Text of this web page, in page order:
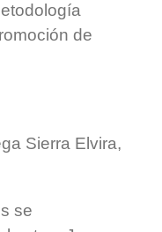
de
Sierra Elvira,
se